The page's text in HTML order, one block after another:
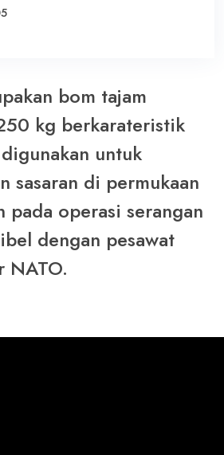
bom tajam
kg berkarateristik
untuk
sasaran di permukaan
operasi serangan
dengan pesawat
NATO.